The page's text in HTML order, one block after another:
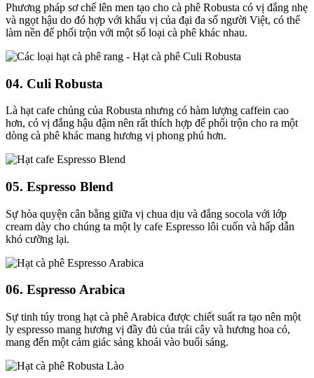
Phương pháp sơ chế lên men tạo cho cà phê Robusta có vị đắng nhẹ
và ngọt hậu do đó hợp với khẩu vị của đại đa số người Việt, có thể
làm nền để phối trộn với một số loại cà phê khác nhau.
04. Culi Robusta
Là hạt cafe chủng của Robusta nhưng có hàm lượng caffein cao
hơn, có vị đắng hậu đậm nên rất thích hợp để phối trộn cho ra một
dòng cà phê khác mang hương vị phong phú hơn.
05. Espresso Blend
Sự hòa quyện cân bằng giữa vị chua dịu và đắng socola với lớp
cream dày cho chúng ta một ly cafe Espresso lôi cuốn và hấp dẫn
khó cưỡng lại.
06. Espresso Arabica
Sự tinh túy trong hạt cà phê Arabica được chiết suất ra tạo nên một
ly espresso mang hương vị đầy đủ của trái cây và hương hoa cỏ,
mang đến một cảm giác sảng khoái vào buổi sáng.